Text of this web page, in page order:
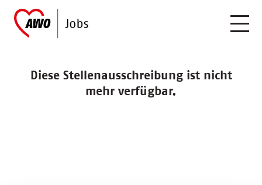
Diese Stellenausschreibung ist nicht
mehr verfügbar.